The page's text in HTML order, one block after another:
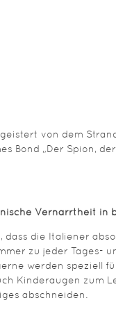
von dem
Bond „Der Spion,
Vernarrtheit in
dass die Italiener
zu jeder Tages-
werden speziell
Kinderaugen zum
abschneiden.